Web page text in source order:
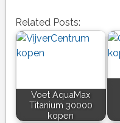
Related Posts:
Voet AquaMax
Titanium 30000
kopen